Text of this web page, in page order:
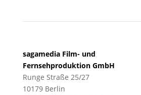
sagamedia Film- und
Fernsehproduktion GmbH
Runge Straße 25/27
10179 Berlin